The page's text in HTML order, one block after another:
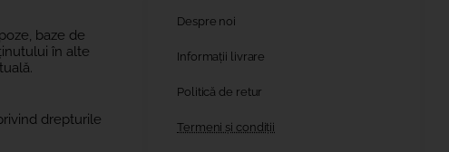
baze de
în alte
drepturile
Despre noi
Informații livrare
Politică de retur
Termeni și condiții